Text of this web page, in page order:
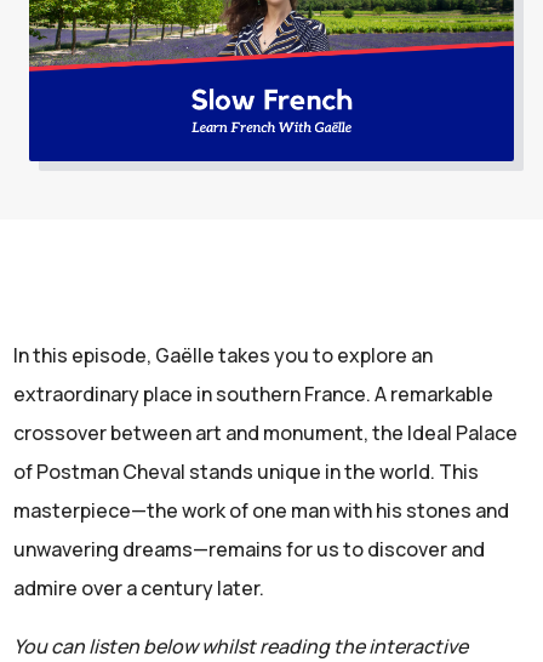
In this episode, Gaëlle takes you to explore an
extraordinary place in southern France. A remarkable
crossover between art and monument, the Ideal Palace
of Postman Cheval stands unique in the world. This
masterpiece—the work of one man with his stones and
unwavering dreams—remains for us to discover and
admire over a century later.
You can listen below whilst reading the interactive